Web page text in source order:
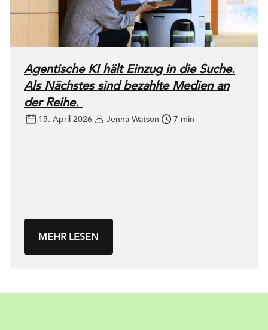
Agentische KI hält Einzug in die Suche.
Als Nächstes sind bezahlte Medien an
der Reihe.
15. April 2026 Jenna Watson 7 min
MEHR LESEN